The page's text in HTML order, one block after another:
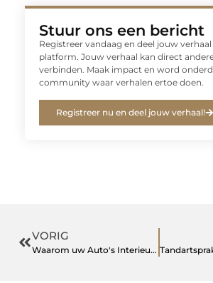
Stuur ons een bericht
Registreer vandaag en deel jouw
platform. Jouw verhaal kan direct
verbinden. Maak impact en word
community waar verhalen ertoe doen.
Registreer nu en deel jouw verhaal!
VORIG
Waarom uw Auto's Interieur Laten Reinigen door Bas Car Wash Team?